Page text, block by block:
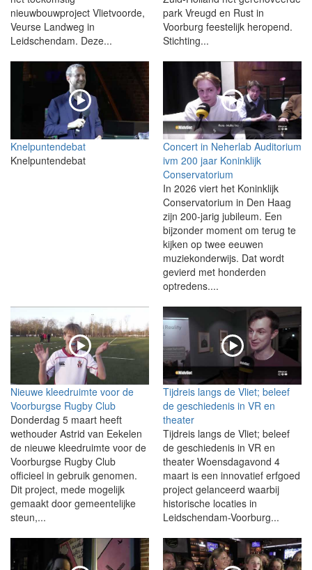
nieuwbouwproject Vlietvoorde,
Veurse Landweg in
Leidschendam. Deze...
park Vreugd en Rust in
Voorburg feestelijk heropend.
Stichting...
Knelpuntendebat
Knelpuntendebat
Concert in Neherlab Auditorium
ivm 200 jaar Koninklijk
Conservatorium
In 2026 viert het Koninklijk
Conservatorium in Den Haag
zijn 200-jarig jubileum. Een
bijzonder moment om terug te
kijken op twee eeuwen
muziekonderwijs. Dat wordt
gevierd met honderden
optredens....
Nieuwe kleedruimte voor de
Voorburgse Rugby Club
Donderdag 5 maart heeft
wethouder Astrid van Eekelen
de nieuwe kleedruimte voor de
Voorburgse Rugby Club
officieel in gebruik genomen.
Dit project, mede mogelijk
gemaakt door gemeentelijke
steun,...
Tijdreis langs de Vliet; beleef
de geschiedenis in VR en
theater
Tijdreis langs de Vliet; beleef
de geschiedenis in VR en
theater Woensdagavond 4
maart is een innovatief erfgoed
project gelanceerd waarbij
historische locaties in
Leidschendam-Voorburg...